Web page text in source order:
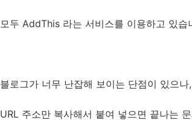
모두 AddThis 라는 서비스를 이용하고 있습
블로그가 너무 난잡해 보이는 단점이 있으
URL 주소만 복사해서 붙여 넣으면 끝나는